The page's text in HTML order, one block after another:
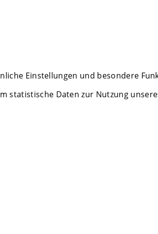
Einstellungen und besondere
statistische Daten zur Nutzung